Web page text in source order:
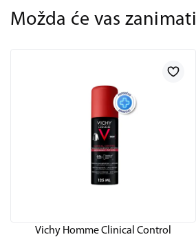
Možda će vas zanimati
Vichy Homme Clinical Control